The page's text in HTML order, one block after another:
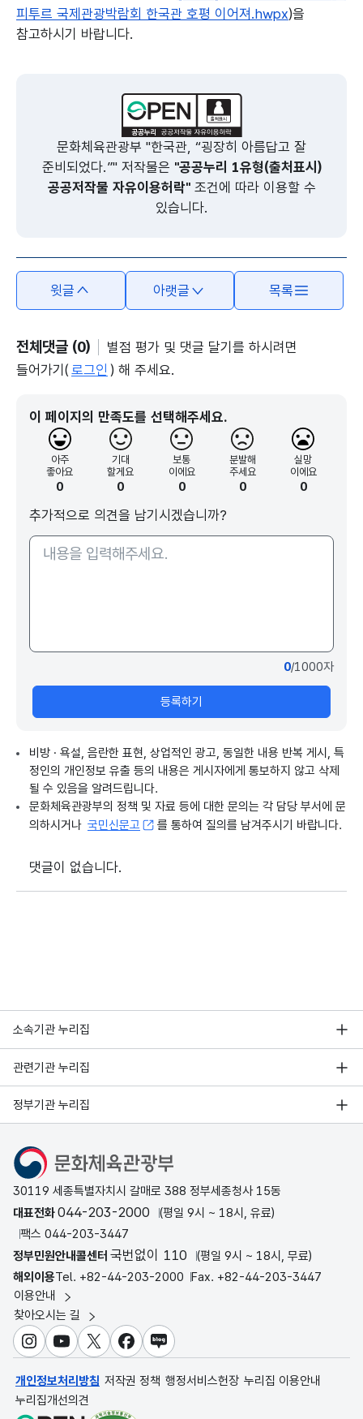
피투르 국제관광박람회 한국관 호평 이어져.hwpx)을
참고하시기 바랍니다.
문화체육관광부 "한국관, “굉장히 아름답고 잘
준비되었다.”" 저작물은 "공공누리 1유형(출처표시)
공공저작물 자유이용허락"조건에 따라 이용할 수
있습니다.
윗글 아랫글 목록
전체댓글 (0)
별점 평가 및 댓글 달기를 하시려면
들어가기( 로그인 ) 해 주세요.
이 페이지의 만족도를 선택해주세요.
아주
좋아요
0
기대
할게요
0
보통
이에요
0
분발해
주세요
0
실망
이에요
0
추가적으로 의견을 남기시겠습니까?
0/1000자
등록하기
비방 · 욕설, 음란한 표현, 상업적인 광고, 동일한 내용 반복 게시, 특
정인의 개인정보 유출 등의 내용은 게시자에게 통보하지 않고 삭제
될 수 있음을 알려드립니다.
문화체육관광부의 정책 및 자료 등에 대한 문의는 각 담당 부서에 문
의하시거나 국민신문고 를 통하여 질의를 남겨주시기 바랍니다.
댓글이 없습니다.
소속기관 누리집
관련기관 누리집
정부기관 누리집
문화체육관광부
30119 세종특별자치시 갈매로 388 정부세종청사 15동
대표전화044-203-2000
(평일 9시 ~ 18시, 유료)
팩스 044-203-3447
정부민원안내콜센터 국번없이 110
(평일 9시 ~ 18시, 무료)
해외이용Tel. +82-44-203-2000 Fax. +82-44-203-3447
이용안내
찾아오시는 길
인스타그램
유튜브X 페이스북
블로그
개인정보처리방침 저작권 정책 행정서비스헌장 누리집 이용안내
누리집개선의견